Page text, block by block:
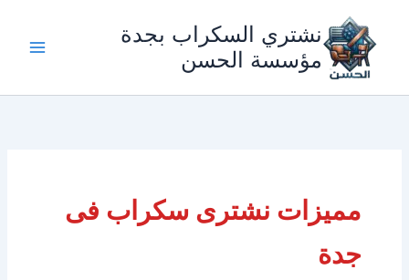
المحتوى
نشتري السكراب بجدة
مؤسسة الحسن
مميزات نشترى سكراب فى
جدة